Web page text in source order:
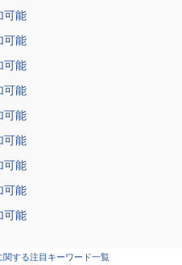
可能
可能
可能
可能
可能
可能
可能
可能
可能
する注目キーワード一覧